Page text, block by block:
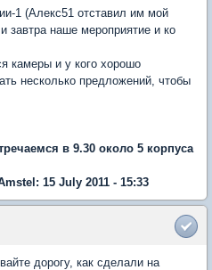
1 (Алекс51 отставил им мой
завтра наше мероприятие и ко
камеры и у кого хорошо
несколько предложений, чтобы
в 9.30 около 5 корпуса
15 July 2011 - 15:33
дорогу, как сделали на